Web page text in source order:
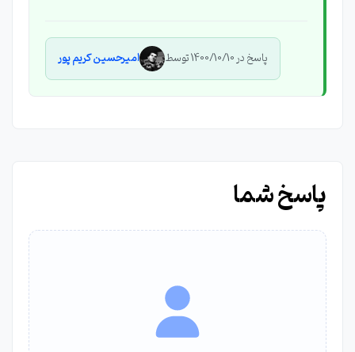
پاسخ در 1400/10/10 توسط امیرحسین کریم پور
پاسخ شما